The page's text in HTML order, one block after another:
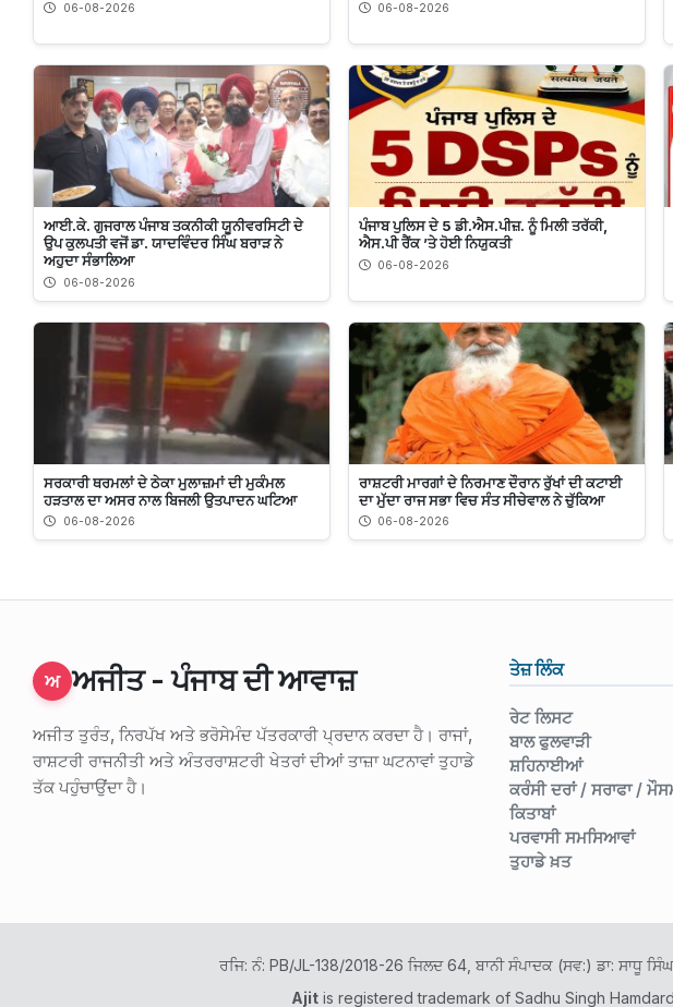
06-08-2026 06-08-2026
ਆਈ.ਕੇ. ਗੁਜਰਾਲ ਪੰਜਾਬ ਤਕਨੀਕੀ ਯੂਨੀਵਰਸਿਟੀ ਦੇ
ਉਪ ਕੁਲਪਤੀ ਵਜੋਂ ਡਾ. ਯਾਦਵਿੰਦਰ ਸਿੰਘ ਬਰਾੜ ਨੇ
ਅਹੁਦਾ ਸੰਭਾਲਿਆ
06-08-2026
ਪੰਜਾਬ ਪੁਲਿਸ ਦੇ 5 ਡੀ.ਐਸ.ਪੀਜ਼. ਨੂੰ ਮਿਲੀ ਤਰੱਕੀ,
ਐਸ.ਪੀ ਰੈਂਕ ’ਤੇ ਹੋਈ ਨਿਯੁਕਤੀ
06-08-2026
ਸਰਕਾਰੀ ਥਰਮਲਾਂ ਦੇ ਠੇਕਾ ਮੁਲਾਜ਼ਮਾਂ ਦੀ ਮੁਕੰਮਲ
ਹੜਤਾਲ ਦਾ ਅਸਰ ਨਾਲ ਬਿਜਲੀ ਉਤਪਾਦਨ ਘਟਿਆ
06-08-2026
ਰਾਸ਼ਟਰੀ ਮਾਰਗਾਂ ਦੇ ਨਿਰਮਾਣ ਦੌਰਾਨ ਰੁੱਖਾਂ ਦੀ ਕਟਾਈ
ਦਾ ਮੁੱਦਾ ਰਾਜ ਸਭਾ ਵਿਚ ਸੰਤ ਸੀਚੇਵਾਲ ਨੇ ਚੁੱਕਿਆ
06-08-2026
ਅ ਅਜੀਤ - ਪੰਜਾਬ ਦੀ ਆਵਾਜ਼
ਅਜੀਤ ਤੁਰੰਤ, ਨਿਰਪੱਖ ਅਤੇ ਭਰੋਸੇਮੰਦ ਪੱਤਰਕਾਰੀ ਪ੍ਰਦਾਨ ਕਰਦਾ ਹੈ। ਰਾਜਾਂ,
ਰਾਸ਼ਟਰੀ ਰਾਜਨੀਤੀ ਅਤੇ ਅੰਤਰਰਾਸ਼ਟਰੀ ਖੇਤਰਾਂ ਦੀਆਂ ਤਾਜ਼ਾ ਘਟਨਾਵਾਂ ਤੁਹਾਡੇ
ਤੱਕ ਪਹੁੰਚਾਉਂਦਾ ਹੈ।
ਤੇਜ਼ ਲਿੰਕ
ਰੇਟ ਲਿਸਟ
ਬਾਲ ਫੁਲਵਾੜੀ
ਸ਼ਹਿਨਾਈਆਂ
ਕਰੰਸੀ ਦਰਾਂ / ਸਰਾਫਾ /
ਕਿਤਾਬਾਂ
ਪਰਵਾਸੀ ਸਮਸਿਆਵਾਂ
ਤੁਹਾਡੇ ਖ਼ਤ
ਰਜਿ: ਨੰ: PB/JL-138/2018-26 ਜਿਲਦ 64, ਬਾਨੀ ਸੰਪਾਦਕ (ਸਵ:) ਡਾ: ਸਾਧੂ
Ajit is registered trademark of Sadhu Singh